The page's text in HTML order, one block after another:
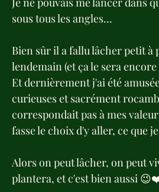
sous tous les angles...
Bien sûr il a fallu lâcher petit à
lendemain (et ça le sera encore
Et dernièrement j'ai été
curieuses et sacrément
correspondait pas à mes
fasse le choix d'y aller, ce que
Alors on peut lâcher, on peut
plantera, et c'est bien aussi